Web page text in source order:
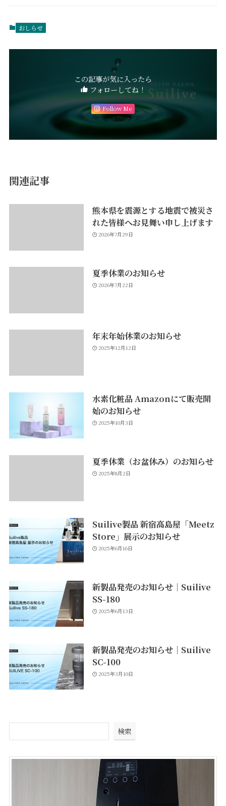
おしらせ
この記事が気に入ったら
フォローしてね！
Follow Me
関連記事
熊本県を震源とする地震で被災さ
れた皆様へお見舞い申し上げます
2026年7月29日
夏季休業のお知らせ
2026年7月22日
年末年始休業のお知らせ
2025年12月12日
水素化粧品 Amazonにて販売開
始のお知らせ
2025年10月3日
夏季休業（お盆休み）のお知らせ
2025年8月2日
Suilive製品 新宿高島屋「Meetz
Store」展示のお知らせ
2025年6月16日
新製品発売のお知らせ｜Suilive
SS-180
2025年6月13日
新製品発売のお知らせ｜Suilive
SC-100
2025年3月10日
検索